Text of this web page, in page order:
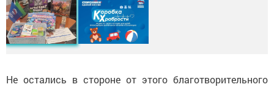
Не остались в стороне от этого благотворительного